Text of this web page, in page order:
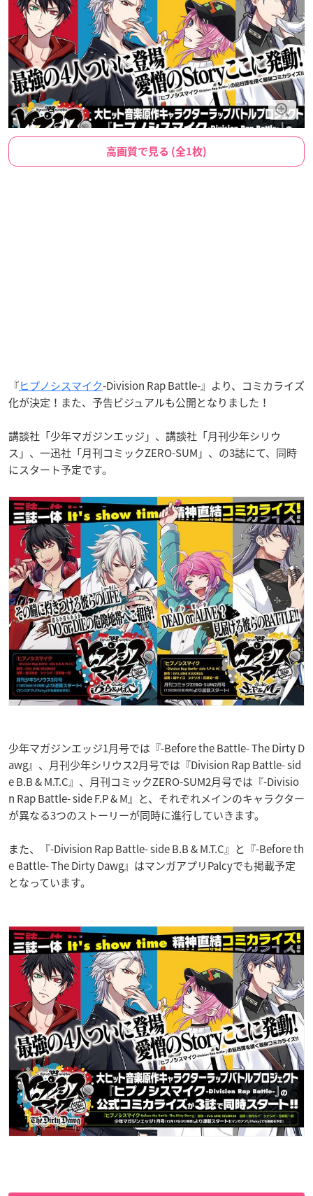
高画質で見る (全1枚)
『ヒプノシスマイク-Division Rap Battle-』より、コミカライズ
化が決定！また、予告ビジュアルも公開となりました！
講談社「少年マガジンエッジ」、講談社「月刊少年シリウ
ス」、一迅社「月刊コミックZERO-SUM」、の3誌にて、同時
にスタート予定です。
少年マガジンエッジ1月号では『-Before the Battle- The Dirty D
awg』、月刊少年シリウス2月号では『Division Rap Battle- sid
e B.B & M.T.C』、月刊コミックZERO-SUM2月号では『-Divisio
n Rap Battle- side F.P & M』と、それぞれメインのキャラクター
が異なる3つのストーリーが同時に進行していきます。
また、『-Division Rap Battle- side B.B & M.T.C』と『-Before th
e Battle- The Dirty Dawg』はマンガアプリPalcyでも掲載予定
となっています。